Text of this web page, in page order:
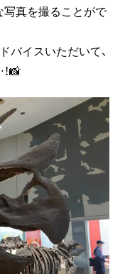
真を撮ることがで
バイスいただいて、
📸